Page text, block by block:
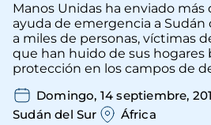
Manos Unidas ha enviado más
ayuda de emergencia a Sudán
a miles de personas, víctimas
que han huido de sus hogares
protección en los campos de
Domingo, 14 septiembre,
Sudán del Sur
África